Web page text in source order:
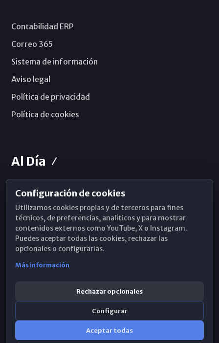
Contabilidad ERP
Correo 365
Sistema de información
Aviso legal
Política de privacidad
Política de cookies
Al Día
Horarios de Misa
Hemeroteca
WhatsApp
Configuración de cookies
Utilizamos cookies propias y de terceros para fines
técnicos, de preferencias, analíticos y para mostrar
contenidos externos como YouTube, X o Instagram.
Puedes aceptar todas las cookies, rechazar las
opcionales o configurarlas.
Más información
Rechazar opcionales
Configurar
Aceptar todas